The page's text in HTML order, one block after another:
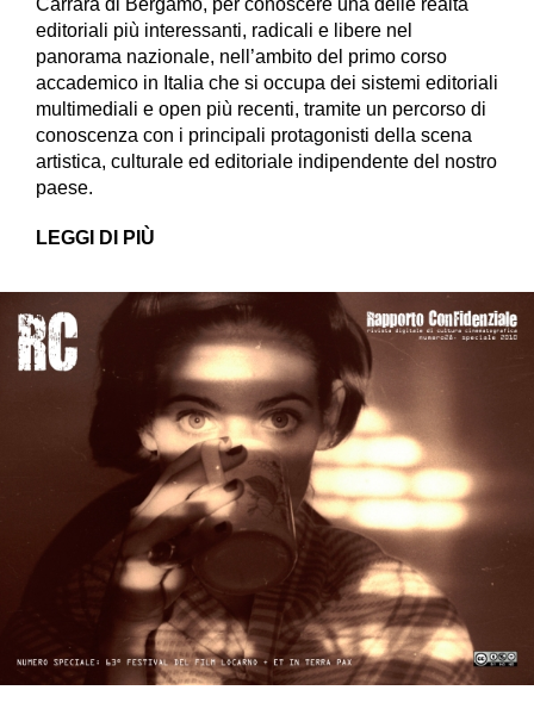
Carrara di Bergamo, per conoscere una delle realtà
editoriali più interessanti, radicali e libere nel
panorama nazionale, nell’ambito del primo corso
accademico in Italia che si occupa dei sistemi editoriali
multimediali e open più recenti, tramite un percorso di
conoscenza con i principali protagonisti della scena
artistica, culturale ed editoriale indipendente del nostro
paese.
LEGGI DI PIÙ